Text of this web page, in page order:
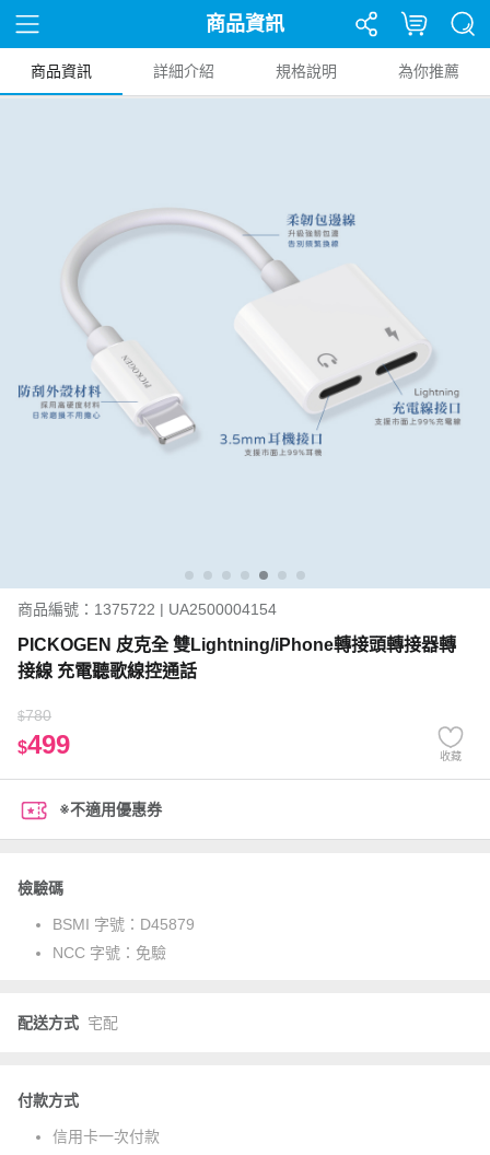
商品資訊
商品資訊 詳細介紹 規格說明 為你推薦
商品編號：1375722 | UA2500004154
PICKOGEN 皮克全 雙Lightning/iPhone轉接頭轉接器轉
接線 充電聽歌線控通話
$780
$499 收藏
※不適用優惠券
檢驗碼
BSMI 字號： D45879
NCC 字號： 免驗
配送方式 宅配
付款方式
信用卡一次付款